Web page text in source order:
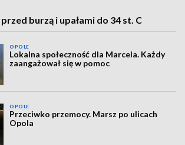
burzą i upałami do 34 st. C
OPOLE
Lokalna społeczność dla Marcela. Każdy
zaangażował się w pomoc
OPOLE
Przeciwko przemocy. Marsz po ulicach
Opola